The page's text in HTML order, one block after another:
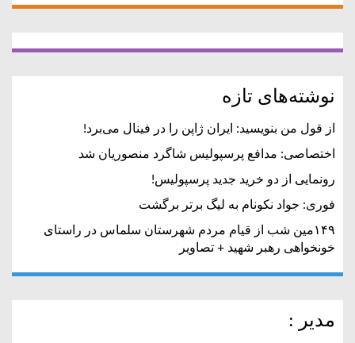
نوشته‌های تازه
از قول من بنویسید: ایران ژاپن را در فینال می‌برد!
اختصاصی: مدافع پرسپولیس شاگرد منصوریان شد
رونمایی از دو خرید جدید پرسپولیس!
فوری: جواد نکونام به لیگ برتر برگشت
۱۴۹مین شب از قیام مردم شهرستان سلماس در راستای
خونخواهی رهبر شهید + تصاویر
مدیر :